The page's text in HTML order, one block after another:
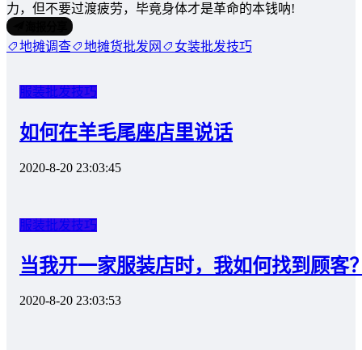
力，但不要过渡疲劳，毕竟身体才是革命的本钱呐!
地摊调查 地摊货批发网 女装批发技巧
服装批发技巧
如何在羊毛尾座店里说话
2020-8-20 23:03:45
服装批发技巧
当我开一家服装店时，我如何找到顾客
2020-8-20 23:03:53